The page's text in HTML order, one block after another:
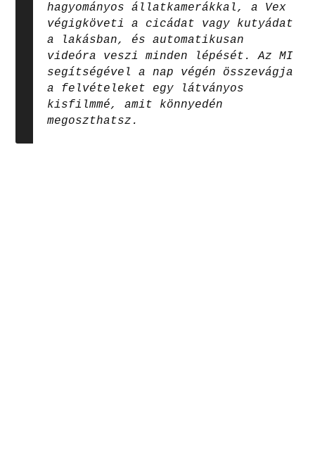
hagyományos állatkamerákkal, a Vex
végigköveti a cicádat vagy kutyádat
a lakásban, és automatikusan
videóra veszi minden lépését. Az MI
segítségével a nap végén összevágja
a felvételeket egy látványos
kisfilmmé, amit könnyedén
megoszthatsz.